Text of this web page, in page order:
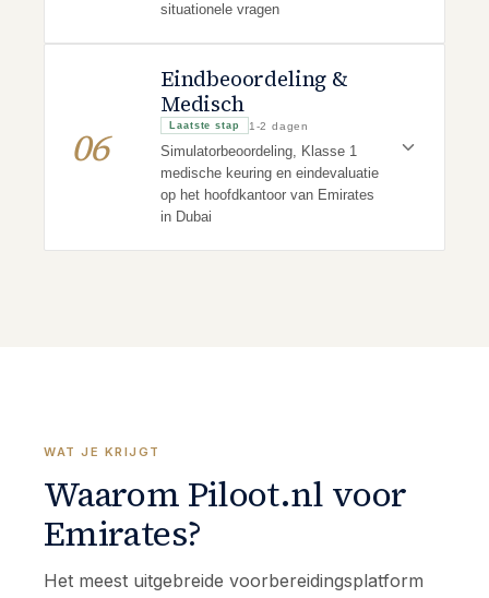
situationele vragen
06
Eindbeoordeling &
Medisch
Laatste stap 1-2 dagen
Simulatorbeoordeling, Klasse 1
medische keuring en eindevaluatie
op het hoofdkantoor van Emirates
in Dubai
WAT JE KRIJGT
Waarom Piloot.nl voor
Emirates?
Het meest uitgebreide voorbereidingsplatform